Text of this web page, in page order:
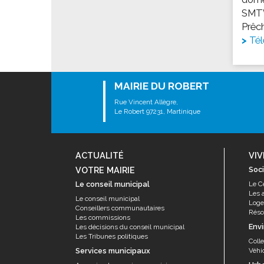
Infos baignade
Toilettes publiques
Stationnement
Les marchés
Le funéraire
Numéros d'urgence
SANTÉ
MAIRIE DU ROBERT
Rue Vincent Allègre,
Le Robert 97231, Martinique
ACTUALITÉ
VOTRE MAIRIE
Le conseil municipal
Le conseil municipal
Conseillers communautaires
Les commissions
Les décisions du conseil municipal
Les Tribunes politiques
Services municipaux
Le
Les